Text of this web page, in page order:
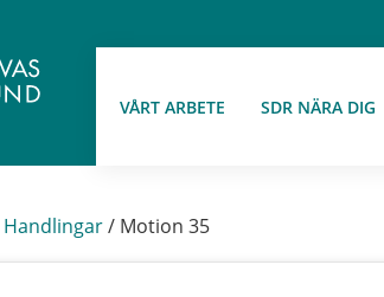
VÅRT ARBETE SDR NÄRA DIG
Handlingar/ Motion 35